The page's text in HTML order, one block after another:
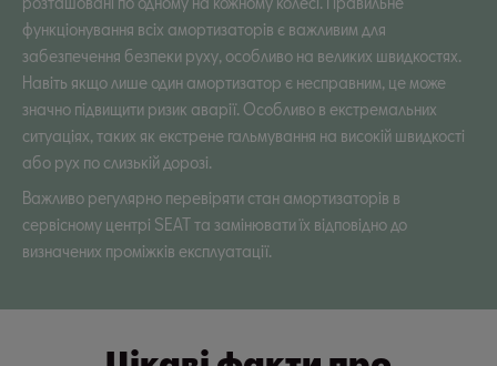
функціонування всіх амортизаторів є важливим для
забезпечення безпеки руху, особливо на великих швидкостях.
Навіть якщо лише один амортизатор є несправним, це може
значно підвищити ризик аварії. Особливо в екстремальних
ситуаціях, таких як екстрене гальмування на високій швидкості
або рух по слизькій дорозі.
Важливо регулярно перевіряти стан амортизаторів в
сервісному центрі SEAT та замінювати їх відповідно до
визначених проміжків експлуатації.